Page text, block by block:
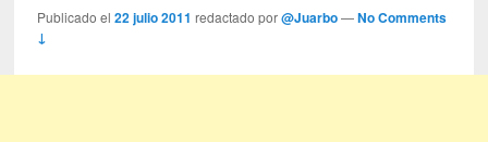
Publicado el22 julio 2011 redactado por@Juarbo —No Comments
↓